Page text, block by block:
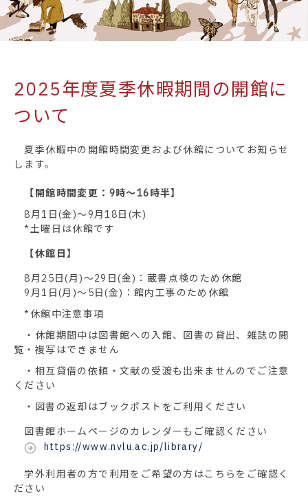
2025年度夏季休暇期間の開館に
ついて
夏季休暇中の開館時間変更および休館についてお知らせ
します。
【開館時間変更：9時～16時半】
8月1日(金)～9月18日(木)
*土曜日は休館です
【休館日】
8月25日(月)～29日(金)：蔵書点検のため休館
9月1日(月)～5日(金)：館内工事のため休館
*休館中注意事項
・休館期間中は図書館への入館、図書の貸出、雑誌の閲
覧・複写はできません
・相互貸借の依頼・文献の受渡も出来ませんのでご注意
ください
・図書の返却はブックポストをご利用ください
図書館ホームページのカレンダーもご確認ください
https://www.nvlu.ac.jp/library/
学外利用者の方で利用をご希望の方はこちらをご確認く
ださい